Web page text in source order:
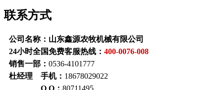
联系方式
公司名称：山东鑫源农牧机械有限公司
24小时全国免费客服热线： 400-0076-008
销售一部： 0536-4101777
杜经理 手机： 18678029022